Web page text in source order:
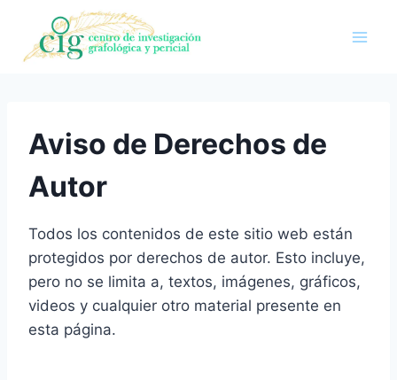
contenido
Aviso de Derechos de
Autor
Todos los contenidos de este sitio web están
protegidos por derechos de autor. Esto incluye,
pero no se limita a, textos, imágenes, gráficos,
videos y cualquier otro material presente en
esta página.